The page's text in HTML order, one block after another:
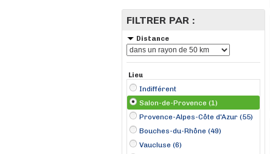
FILTRER PAR :
Distance
Lieu
Indifférent
Salon-de-Provence (1)
Provence-Alpes-Côte d'Azur (55)
Bouches-du-Rhône (49)
Vaucluse (6)